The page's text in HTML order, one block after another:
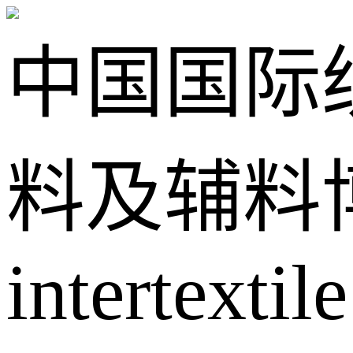
中国国际
料及辅料
intertextile